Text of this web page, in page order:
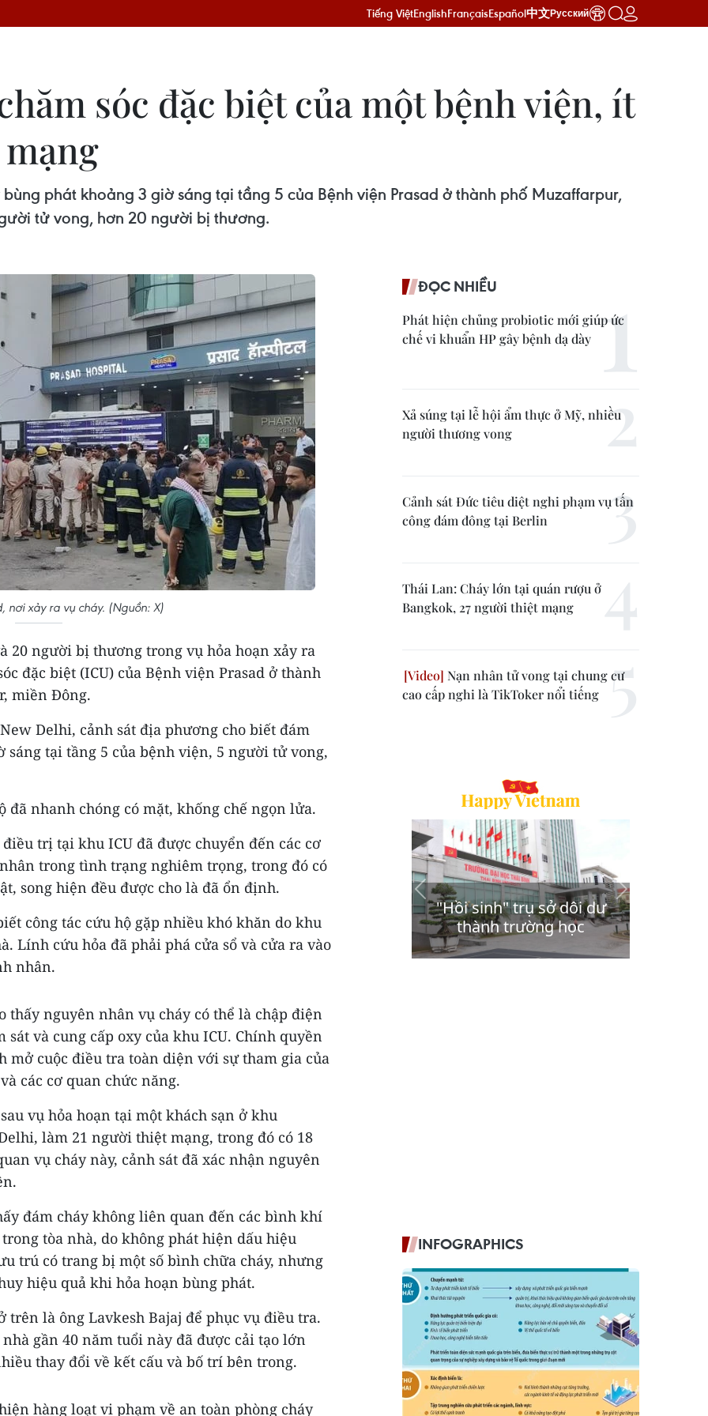
Tiếng ViệtEnglishFrançaisEspañol中文Русский
sóc đặc biệt của một bệnh viện, ít
phát khoảng 3 giờ sáng tại tầng 5 của Bệnh viện Prasad ở thành phố Muzaffarpur,
tử vong, hơn 20 người bị thương.
nơi xảy ra vụ cháy. (Nguồn: X)
20 người bị thương trong vụ hỏa hoạn xảy ra
đặc biệt (ICU) của Bệnh viện Prasad ở thành
miền Đông.
Delhi, cảnh sát địa phương cho biết đám
sáng tại tầng 5 của bệnh viện, 5 người tử vong,
đã nhanh chóng có mặt, khống chế ngọn lửa.
trị tại khu ICU đã được chuyển đến các cơ
trong tình trạng nghiêm trọng, trong đó có
song hiện đều được cho là đã ổn định.
công tác cứu hộ gặp nhiều khó khăn do khu
Lính cứu hỏa đã phải phá cửa sổ và cửa ra vào
nhân.
thấy nguyên nhân vụ cháy có thể là chập điện
và cung cấp oxy của khu ICU. Chính quyền
mở cuộc điều tra toàn diện với sự tham gia của
các cơ quan chức năng.
vụ hỏa hoạn tại một khách sạn ở khu
làm 21 người thiệt mạng, trong đó có 18
vụ cháy này, cảnh sát đã xác nhận nguyên
đám cháy không liên quan đến các bình khí
tòa nhà, do không phát hiện dấu hiệu
trú có trang bị một số bình chữa cháy, nhưng
hiệu quả khi hỏa hoạn bùng phát.
trên là ông Lavkesh Bajaj để phục vụ điều tra.
gần 40 năm tuổi này đã được cải tạo lớn
thay đổi về kết cấu và bố trí bên trong.
hàng loạt vi phạm về an toàn phòng cháy
ĐỌC NHIỀU
Phát hiện chủng probiotic mới giúp ức
chế vi khuẩn HP gây bệnh dạ dày
Xả súng tại lễ hội ẩm thực ở Mỹ, nhiều
người thương vong
Cảnh sát Đức tiêu diệt nghi phạm vụ tấn
công đám đông tại Berlin
Thái Lan: Cháy lớn tại quán rượu ở
Bangkok, 27 người thiệt mạng
Nạn nhân tử vong tại chung cư
cao cấp nghi là TikToker nổi tiếng
INFOGRAPHICS